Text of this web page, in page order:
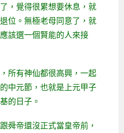
，覺得很累想要休息，就
位。無極老母同意了，就
該選一個賢能的人來接
所有神仙都很高興，一起
中元節，也就是上元甲子
的日子。
舜帝還沒正式當皇帝前，